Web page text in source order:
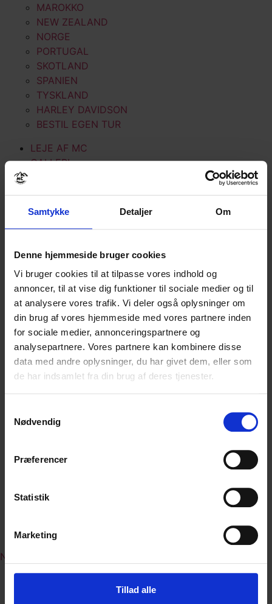
Samtykke Detaljer Om
Denne hjemmeside bruger cookies
Vi bruger cookies til at tilpasse vores indhold og
annoncer, til at vise dig funktioner til sociale medier og til
at analysere vores trafik. Vi deler også oplysninger om
din brug af vores hjemmeside med vores partnere inden
for sociale medier, annonceringspartnere og
analysepartnere. Vores partnere kan kombinere disse
data med andre oplysninger, du har givet dem, eller som
de har indsamlet fra din brug af deres tjenester.
Nødvendig
Præferencer
Statistik
Marketing
Tillad alle
MAROKKO
NEW ZEALAND
NORGE
PORTUGAL
SKOTLAND
SPANIEN
TYSKLAND
HARLEY DAVIDSON
BESTIL EGEN TUR
LEJE AF MC
GALLERI
ALPERNE
DANMARK
NEW ZEALAND
PORTUGAL
SKOTLAND
SPANIEN
TYSKLAND
HARLEY DAVIDSON
LINKS
AFVIKLEDE REJSER
FORSIKRING – AFBESTILLING
GODE RÅD OG INFO
PRIVATLIVSPOLITIK
NYHEDSBREV